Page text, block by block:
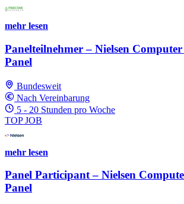
mehr lesen
Panelteilnehmer – Nielsen
Panel
Bundesweit
Nach Vereinbarung
5 - 20 Stunden pro Woche
TOP JOB
mehr lesen
Panel Participant – Nielsen
Panel